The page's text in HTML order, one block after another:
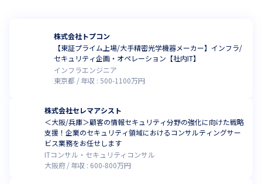
株式会社トプコン
【東証プライム上場/大手精密光学機器メーカー】インフラ/
セキュリティ企画・オペレーション【社内IT】
インフラエンジニア
東京都
年収 : 500-1100万円
株式会社セレマアシスト
＜大阪/兵庫＞顧客の情報セキュリティ分野の強化に向けた戦略
支援！企業のセキュリティ領域におけるコンサルティングサー
ビス業務をお任せします
ITコンサル・セキュリティコンサル
大阪府
年収 : 600-800万円